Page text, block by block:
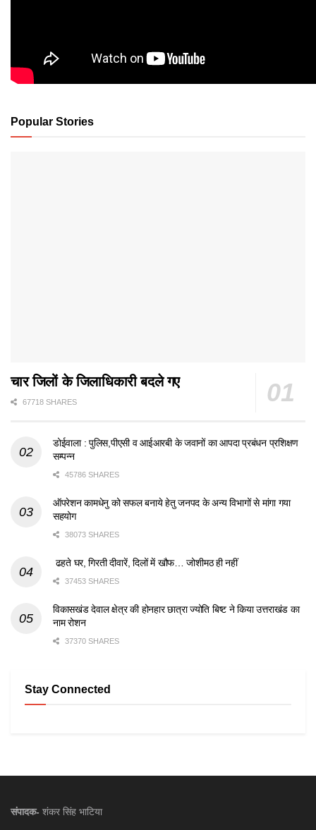
Popular Stories
चार जिलों के जिलाधिकारी बदले गए
67718 SHARES
डोईवाला : पुलिस,पीएसी व आईआरबी के जवानों का आपदा प्रबंधन प्रशिक्षण
सम्पन्न
45786 SHARES
ऑपरेशन कामधेनु को सफल बनाये हेतु जनपद के अन्य विभागों से मांगा गया
सहयोग
38073 SHARES
ढहते घर, गिरती दीवारें, दिलों में खौफ… जोशीमठ ही नहीं
37453 SHARES
विकासखंड देवाल क्षेत्र की होनहार छात्रा ज्योति बिष्ट ने किया उत्तराखंड का
नाम रोशन
37370 SHARES
Stay Connected
संपादक- शंकर सिंह भाटिया